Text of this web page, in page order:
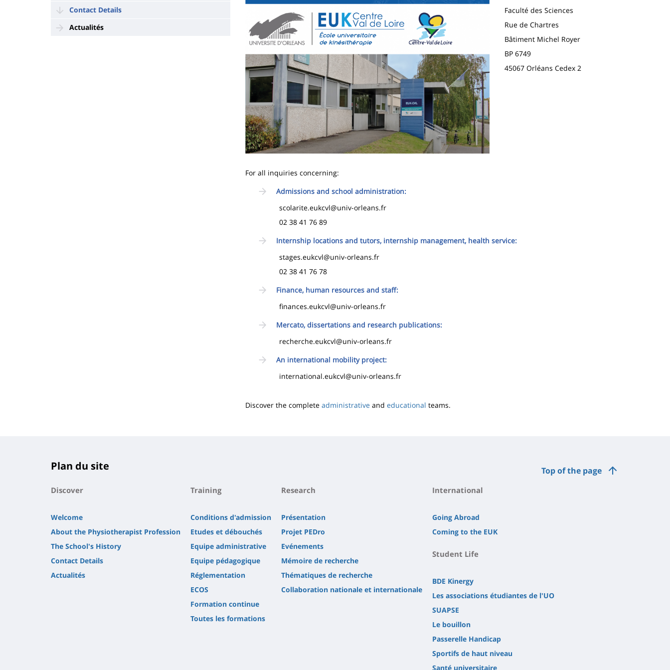
Contact Details
Actualités
page
principale
Faculté des Sciences
Rue de Chartres
Bâtiment Michel Royer
BP 6749
45067 Orléans Cedex 2
For all inquiries concerning:
Admissions and school administration:
scolarite.eukcvl@univ-orleans.fr
02 38 41 76 89
Internship locations and tutors, internship management, health service:
stages.eukcvl@univ-orleans.fr
02 38 41 76 78
Finance, human resources and staff:
finances.eukcvl@univ-orleans.fr
Mercato, dissertations and research publications:
recherche.eukcvl@univ-orleans.fr
An international mobility project:
international.eukcvl@univ-orleans.fr
Discover the complete administrative and educational teams.
Top of the page
Plan du site
Discover
Welcome
About the Physiotherapist Profession
The School's History
Contact Details
Actualités
Training
Conditions d'admission
Etudes et débouchés
Equipe administrative
Equipe pédagogique
Réglementation
ECOS
Formation continue
Toutes les formations
Research
Présentation
Projet PEDro
Evénements
Mémoire de recherche
Thématiques de recherche
Collaboration nationale et internationale
International
Going Abroad
Coming to the EUK
Student Life
BDE Kinergy
Les associations étudiantes de l'UO
SUAPSE
Le bouillon
Passerelle Handicap
Sportifs de haut niveau
Santé universitaire